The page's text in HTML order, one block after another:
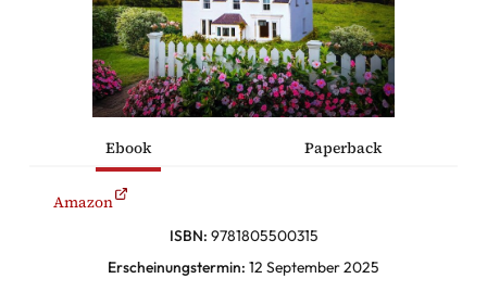
Komödien
Ebook Paperback
Amazon
ISBN: 9781805500315
Erscheinungstermin: 12 September 2025